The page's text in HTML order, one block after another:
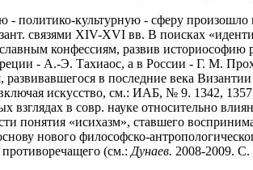
- политико-культурную - сферу
связями XIV-XVI вв. В поисках
конфессиям, развив
- А.-Э. Тахиаос, а в России - Г. М.
в последние века
искусство, см.: ИАБ, № 9. 1342,
в совр. науке относительно
понятия «исихазм», ставшего
нового философско-
(см.: Дунаев. 2008-2009. С.